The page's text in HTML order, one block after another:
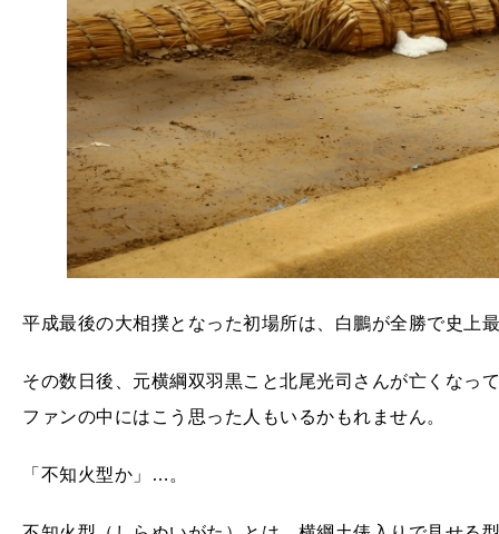
平成最後の大相撲となった初場所は、白鵬が全勝で史上
その数日後、元横綱双羽黒こと北尾光司さんが亡くなっ
ファンの中にはこう思った人もいるかもれません。
「不知火型か」…。